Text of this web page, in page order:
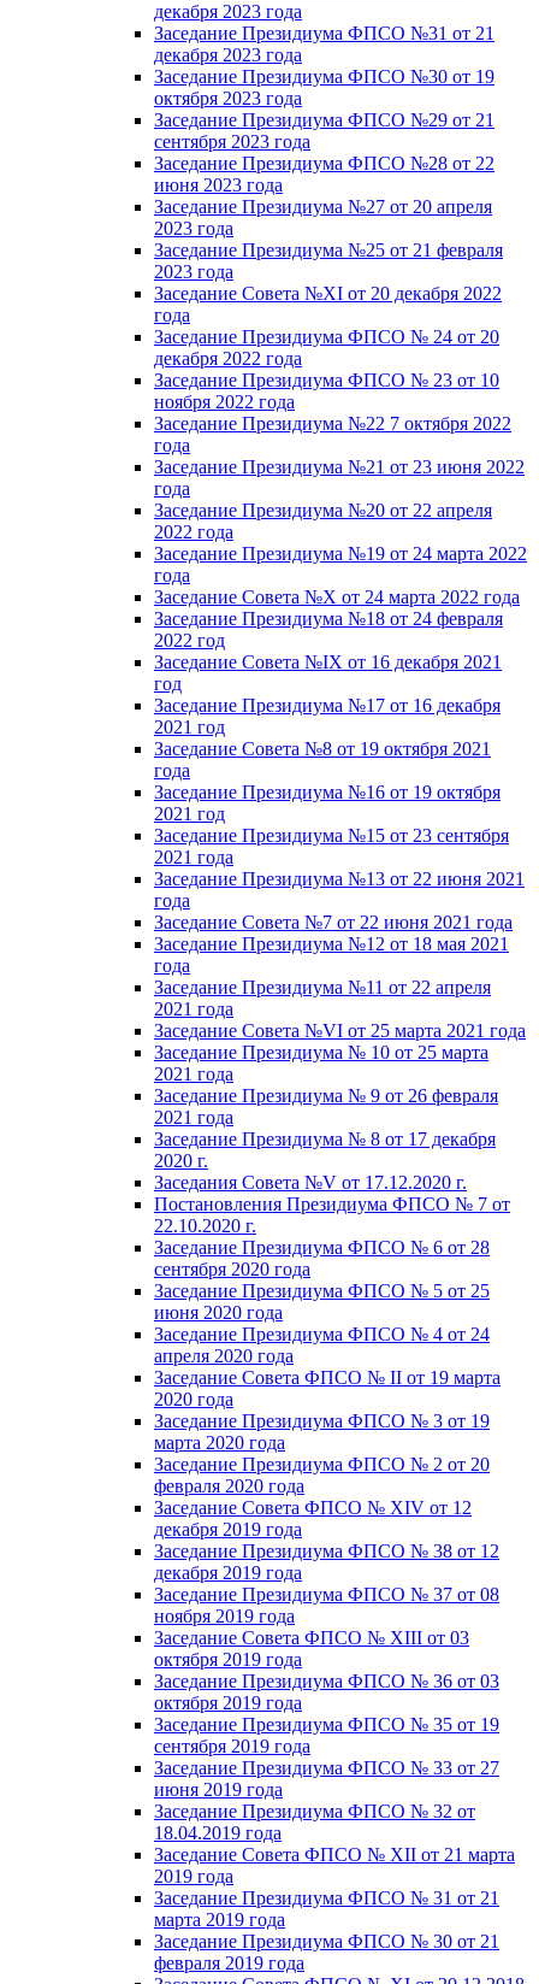
декабря 2023 года
Заседание Президиума ФПСО №31 от 21
декабря 2023 года
Заседание Президиума ФПСО №30 от 19
октября 2023 года
Заседание Президиума ФПСО №29 от 21
сентября 2023 года
Заседание Президиума ФПСО №28 от 22
июня 2023 года
Заседание Президиума №27 от 20 апреля
2023 года
Заседание Президиума №25 от 21 февраля
2023 года
Заседание Совета №XI от 20 декабря 2022
года
Заседание Президиума ФПСО № 24 от 20
декабря 2022 года
Заседание Президиума ФПСО № 23 от 10
ноября 2022 года
Заседание Президиума №22 7 октября 2022
года
Заседание Президиума №21 от 23 июня 2022
года
Заседание Президиума №20 от 22 апреля
2022 года
Заседание Президиума №19 от 24 марта 2022
года
Заседание Совета №X от 24 марта 2022 года
Заседание Президиума №18 от 24 февраля
2022 год
Заседание Совета №IX от 16 декабря 2021
год
Заседание Президиума №17 от 16 декабря
2021 год
Заседание Совета №8 от 19 октября 2021
года
Заседание Президиума №16 от 19 октября
2021 год
Заседание Президиума №15 от 23 сентября
2021 года
Заседание Президиума №13 от 22 июня 2021
года
Заседание Совета №7 от 22 июня 2021 года
Заседание Президиума №12 от 18 мая 2021
года
Заседание Президиума №11 от 22 апреля
2021 года
Заседание Совета №VI от 25 марта 2021 года
Заседание Президиума № 10 от 25 марта
2021 года
Заседание Президиума № 9 от 26 февраля
2021 года
Заседание Президиума № 8 от 17 декабря
2020 г.
Заседания Совета №V от 17.12.2020 г.
Постановления Президиума ФПСО № 7 от
22.10.2020 г.
Заседание Президиума ФПСО № 6 от 28
сентября 2020 года
Заседание Президиума ФПСО № 5 от 25
июня 2020 года
Заседание Президиума ФПСО № 4 от 24
апреля 2020 года
Заседание Совета ФПСО № II от 19 марта
2020 года
Заседание Президиума ФПСО № 3 от 19
марта 2020 года
Заседание Президиума ФПСО № 2 от 20
февраля 2020 года
Заседание Совета ФПСО № XIV от 12
декабря 2019 года
Заседание Президиума ФПСО № 38 от 12
декабря 2019 года
Заседание Президиума ФПСО № 37 от 08
ноября 2019 года
Заседание Совета ФПСО № XIII от 03
октября 2019 года
Заседание Президиума ФПСО № 36 от 03
октября 2019 года
Заседание Президиума ФПСО № 35 от 19
сентября 2019 года
Заседание Президиума ФПСО № 33 от 27
июня 2019 года
Заседание Президиума ФПСО № 32 от
18.04.2019 года
Заседание Совета ФПСО № XII от 21 марта
2019 года
Заседание Президиума ФПСО № 31 от 21
марта 2019 года
Заседание Президиума ФПСО № 30 от 21
февраля 2019 года